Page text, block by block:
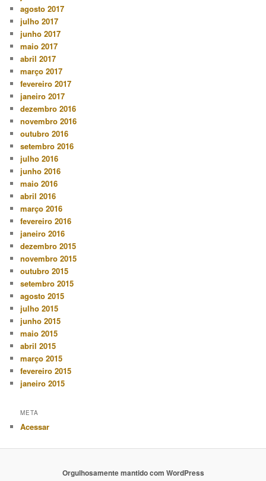
agosto 2017
julho 2017
junho 2017
maio 2017
abril 2017
março 2017
fevereiro 2017
janeiro 2017
dezembro 2016
novembro 2016
outubro 2016
setembro 2016
julho 2016
junho 2016
maio 2016
abril 2016
março 2016
fevereiro 2016
janeiro 2016
dezembro 2015
novembro 2015
outubro 2015
setembro 2015
agosto 2015
julho 2015
junho 2015
maio 2015
abril 2015
março 2015
fevereiro 2015
janeiro 2015
META
Acessar
Orgulhosamente mantido com WordPress